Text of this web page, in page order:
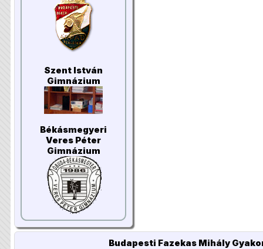
Szent István
Gimnázium
Békásmegyeri
Veres Péter
Gimnázium
Budapesti Fazekas Mihály